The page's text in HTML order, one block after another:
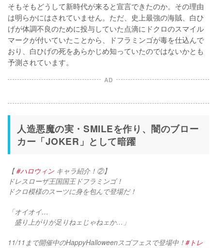
そもそもどうして新時代が来ると宣言できたのか。その理由
は明らかにはされていません。ただ、史上最強の海賊、白ひ
げが体調不良のために投与していた点滴にドクロのスマイル
マークが付いていたことから、ドフラミンゴが毒を仕込んで
おり、白ひげの死をあらかじめ知っていたのではないかとも
AD
人造悪魔の実・SMILEを作り、闇のブロー
カー「JOKER」として暗躍
【 #ハロウィン キャラ紹介！②】
ドレスローザ王国国王ドフラミンゴ！
ドクロ模様のスーツに身を包んで登場だ！
「オイオイ…
盛り上がりが足りねェじゃねェか…」
11/11まで開催中のHappyHalloweenスゴフェスで登場中！ #トレ